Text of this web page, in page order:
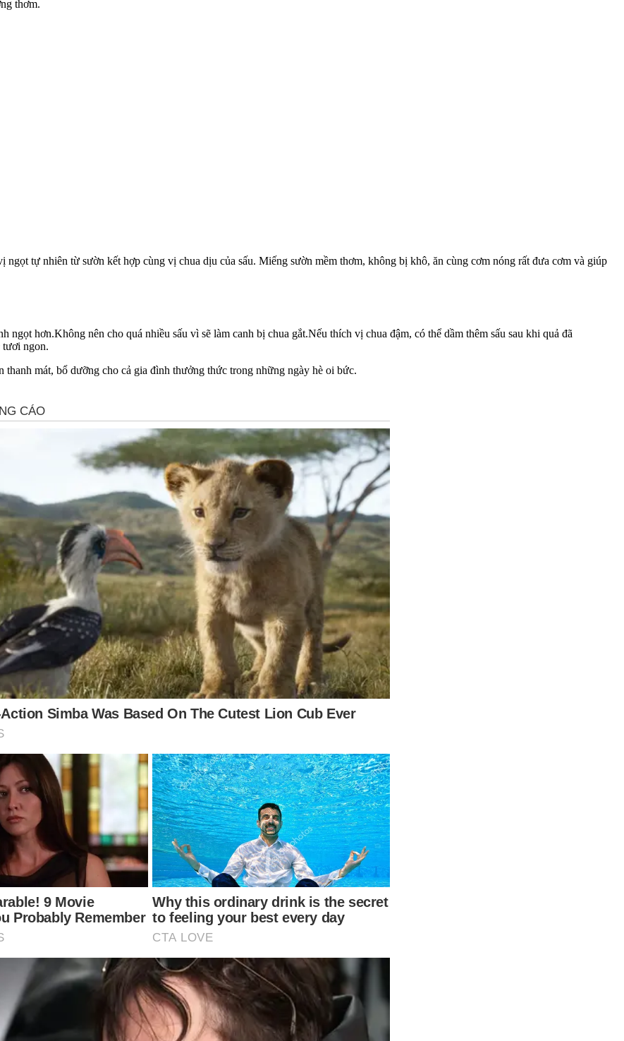
thơm.
ngọt tự nhiên từ sườn kết hợp cùng vị chua dịu của sấu. Miếng sườn mềm thơm, không bị khô, ăn cùng cơm nóng rất đưa cơm và giúp
hơn.Không nên cho quá nhiều sấu vì sẽ làm canh bị chua gắt.Nếu thích vị chua đậm, có thể dầm thêm sấu sau khi quả đã
tươi ngon.
mát, bổ dưỡng cho cả gia đình thưởng thức trong những ngày hè oi bức.